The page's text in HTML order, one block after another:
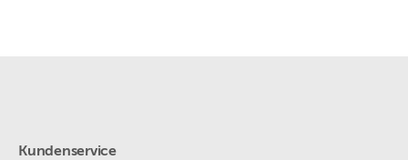
Kundenservice